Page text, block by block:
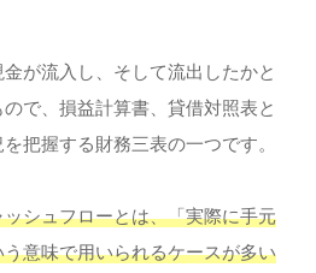
が流入し、そして流出したかと
で、損益計算書、貸借対照表と
把握する財務三表の一つです。
シュフローとは、「実際に手元
意味で用いられるケースが多い